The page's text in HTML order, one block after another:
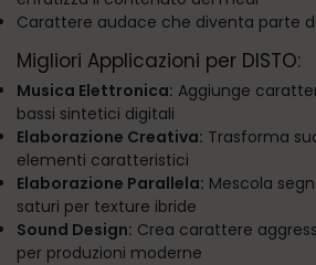
Carattere audace che diventa parte
Migliori Applicazioni per DISTO:
Musica Elettronica: Aggiunge
bassi sintetici digitali
Elaborazione Creativa: Trasforma
elementi caratteristici
Elaborazione Parallela: Mescola
saturi per texture ibride
Sound Design: Crea carattere
per produzioni moderne